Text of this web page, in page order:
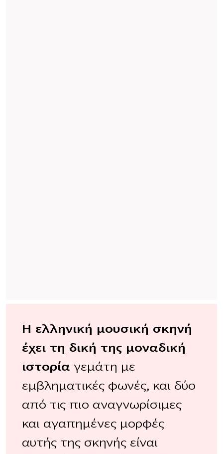
Η ελληνική μουσική σκηνή
έχει τη δική της μοναδική
ιστορία γεμάτη με
εμβληματικές φωνές, και δύο
από τις πιο αναγνωρίσιμες
και αγαπημένες μορφές
αυτής της σκηνής είναι